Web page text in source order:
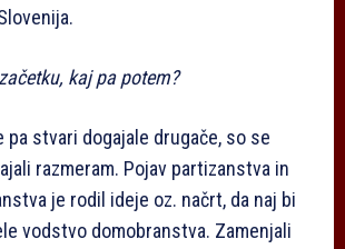
kaj pa potem?
pa stvari dogajale drugače, so se
razmeram. Pojav partizanstva in
je rodil ideje oz. načrt, da naj bi
vodstvo domobranstva. Zamenjali